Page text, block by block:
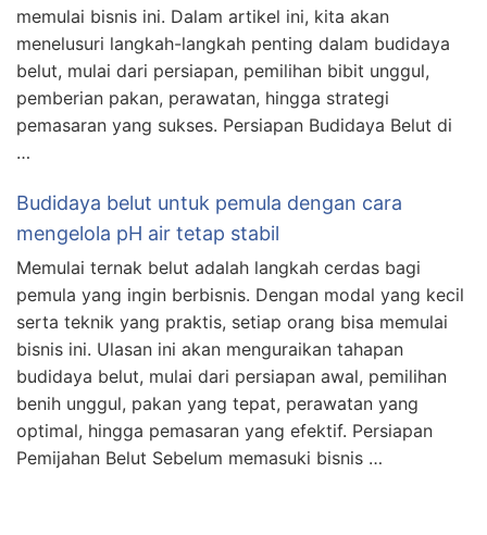
memulai bisnis ini. Dalam artikel ini, kita akan
menelusuri langkah-langkah penting dalam budidaya
belut, mulai dari persiapan, pemilihan bibit unggul,
pemberian pakan, perawatan, hingga strategi
pemasaran yang sukses. Persiapan Budidaya Belut di
…
Budidaya belut untuk pemula dengan cara
mengelola pH air tetap stabil
Memulai ternak belut adalah langkah cerdas bagi
pemula yang ingin berbisnis. Dengan modal yang kecil
serta teknik yang praktis, setiap orang bisa memulai
bisnis ini. Ulasan ini akan menguraikan tahapan
budidaya belut, mulai dari persiapan awal, pemilihan
benih unggul, pakan yang tepat, perawatan yang
optimal, hingga pemasaran yang efektif. Persiapan
Pemijahan Belut Sebelum memasuki bisnis …